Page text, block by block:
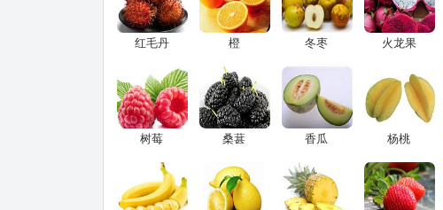
红毛丹 橙 冬枣 火龙果
树莓 桑葚 香瓜 杨桃